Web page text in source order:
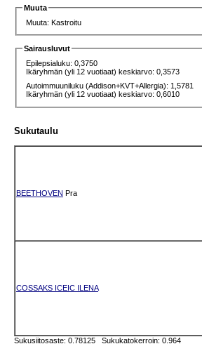
Muuta
Muuta: Kastroitu
Sairausluvut
Epilepsialuku: 0,3750
Ikäryhmän (yli 12 vuotiaat) keskiarvo: 0,3573
Autoimmuuniluku (Addison+KVT+Allergia): 1,5781
Ikäryhmän (yli 12 vuotiaat) keskiarvo: 0,6010
Sukutaulu
BEETHOVEN Pra
COSSAKS ICEIC ILENA
Sukusiitosaste: 0.78125 Sukukatokerroin: 0.964